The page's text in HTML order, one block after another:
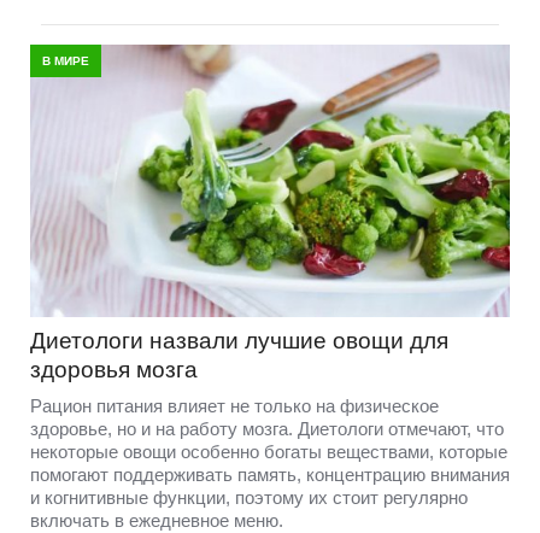
В МИРЕ
Диетологи назвали лучшие овощи для
здоровья мозга
Рацион питания влияет не только на физическое
здоровье, но и на работу мозга. Диетологи отмечают, что
некоторые овощи особенно богаты веществами, которые
помогают поддерживать память, концентрацию внимания
и когнитивные функции, поэтому их стоит регулярно
включать в ежедневное меню.